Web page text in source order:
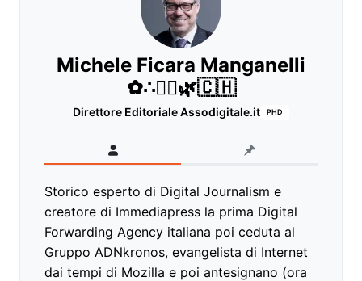
Michele Ficara Manganelli
✿∴♛🌿🇨🇭
Direttore Editoriale Assodigitale.it PHD
Storico esperto di Digital Journalism e
creatore di Immediapress la prima Digital
Forwarding Agency italiana poi ceduta al
Gruppo ADNkronos, evangelista di Internet
dai tempi di Mozilla e poi antesignano (ora